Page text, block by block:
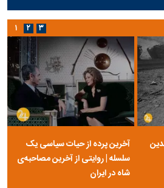
آخرین پرده از حیات سیاسی یک
سلسله | روایتی از آخرین مصاحبه‌ی
شاه در ایران
۱ ۲ ۳